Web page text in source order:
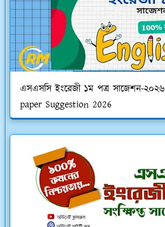
এসএসসি ইংরেজী ১ম পত্র সাজেশন-
paper Suggestion 2026